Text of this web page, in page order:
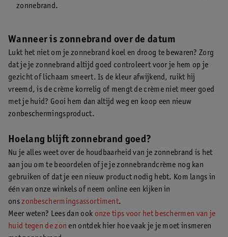
zonnebrand.
Wanneer is zonnebrand over de datum
Lukt het niet om je zonnebrand koel en droog te bewaren? Zorg
dat je je zonnebrand altijd goed controleert voor je hem op je
gezicht of lichaam smeert. Is de kleur afwijkend, ruikt hij
vreemd, is de crème korrelig of mengt de crème niet meer goed
met je huid? Gooi hem dan altijd weg en koop een nieuw
zonbeschermingsproduct.
Hoelang blijft zonnebrand goed?
Nu je alles weet over de houdbaarheid van je zonnebrand is het
aan jou om te beoordelen of je je zonnebrandcrème nog kan
gebruiken of dat je een nieuw product nodig hebt. Kom langs in
één van onze winkels of neem online een kijken in
onszonbeschermingsassortiment.
Meer weten? Lees dan ook onze tips voor het beschermen van je
huid tegen de zon en ontdek hier hoe vaak je je moet insmeren